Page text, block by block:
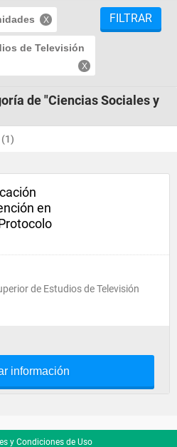
de Televisión
FILTRAR
de "Ciencias Sociales y
(1)
en
de Estudios de Televisión
información
y Condiciones de Uso